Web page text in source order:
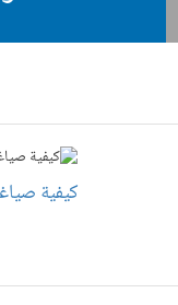
كيفية